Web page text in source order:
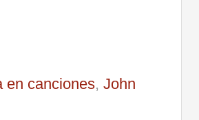
en canciones, John